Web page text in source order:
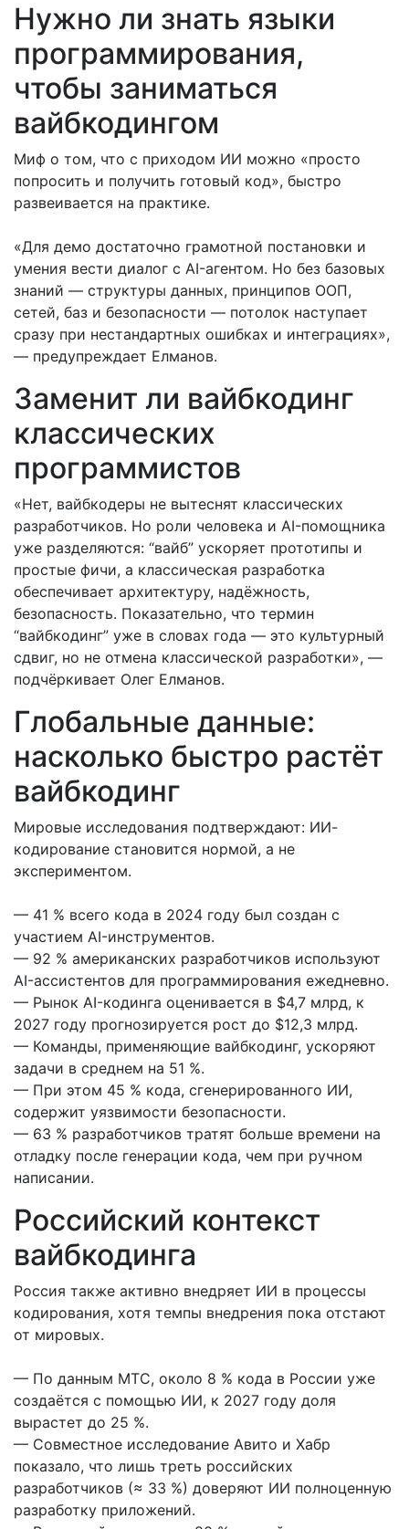
Нужно ли знать языки
программирования,
чтобы заниматься
вайбкодингом
Миф о том, что с приходом ИИ можно «просто
попросить и получить готовый код», быстро
развеивается на практике.
«Для демо достаточно грамотной постановки и
умения вести диалог с AI-агентом. Но без базовых
знаний — структуры данных, принципов ООП,
сетей, баз и безопасности — потолок наступает
сразу при нестандартных ошибках и интеграциях»,
— предупреждает Елманов.
Заменит ли вайбкодинг
классических
программистов
«Нет, вайбкодеры не вытеснят классических
разработчиков. Но роли человека и AI-помощника
уже разделяются: “вайб” ускоряет прототипы и
простые фичи, а классическая разработка
обеспечивает архитектуру, надёжность,
безопасность. Показательно, что термин
“вайбкодинг” уже в словах года — это культурный
сдвиг, но не отмена классической разработки», —
подчёркивает Олег Елманов.
Глобальные данные:
насколько быстро растёт
вайбкодинг
Мировые исследования подтверждают: ИИ-
кодирование становится нормой, а не
экспериментом.
— 41 % всего кода в 2024 году был создан с
участием AI-инструментов.
— 92 % американских разработчиков используют
AI-ассистентов для программирования ежедневно.
— Рынок AI-кодинга оценивается в $4,7 млрд, к
2027 году прогнозируется рост до $12,3 млрд.
— Команды, применяющие вайбкодинг, ускоряют
задачи в среднем на 51 %.
— При этом 45 % кода, сгенерированного ИИ,
содержит уязвимости безопасности.
— 63 % разработчиков тратят больше времени на
отладку после генерации кода, чем при ручном
написании.
Российский контекст
вайбкодинга
Россия также активно внедряет ИИ в процессы
кодирования, хотя темпы внедрения пока отстают
от мировых.
— По данным МТС, около 8 % кода в России уже
создаётся с помощью ИИ, к 2027 году доля
вырастет до 25 %.
— Совместное исследование Авито и Хабр
показало, что лишь треть российских
разработчиков (≈ 33 %) доверяют ИИ полноценную
разработку приложений.